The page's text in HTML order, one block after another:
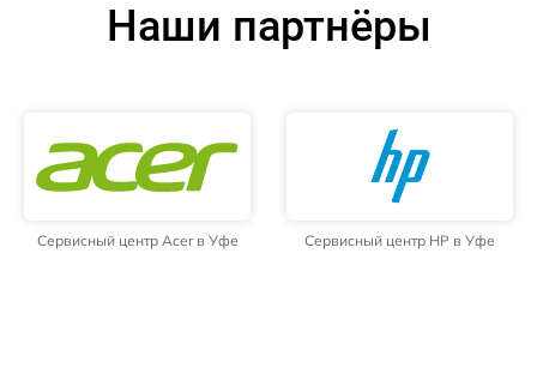
Наши партнёры
Сервисный центр Acer в Уфе Сервисный центр HP в Уфе